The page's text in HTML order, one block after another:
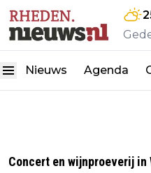
Nieuws Agenda
Concert en wijnproeverij in